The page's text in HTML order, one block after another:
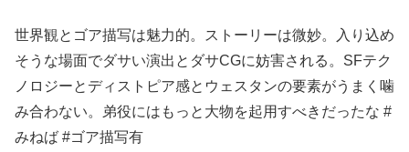
世界観とゴア描写は魅力的。ストーリーは微妙。入り込め
そうな場面でダサい演出とダサCGに妨害される。SFテク
ノロジーとディストピア感とウェスタンの要素がうまく噛
み合わない。弟役にはもっと大物を起用すべきだったな #
みねば #ゴア描写有